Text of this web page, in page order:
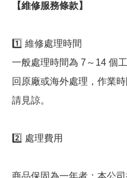
【維修服務條款】
1️⃣ 維修處理時間
一般處理時間為 7～14 個
回原廠或海外處理，作業
請見諒。
2️⃣ 處理費用